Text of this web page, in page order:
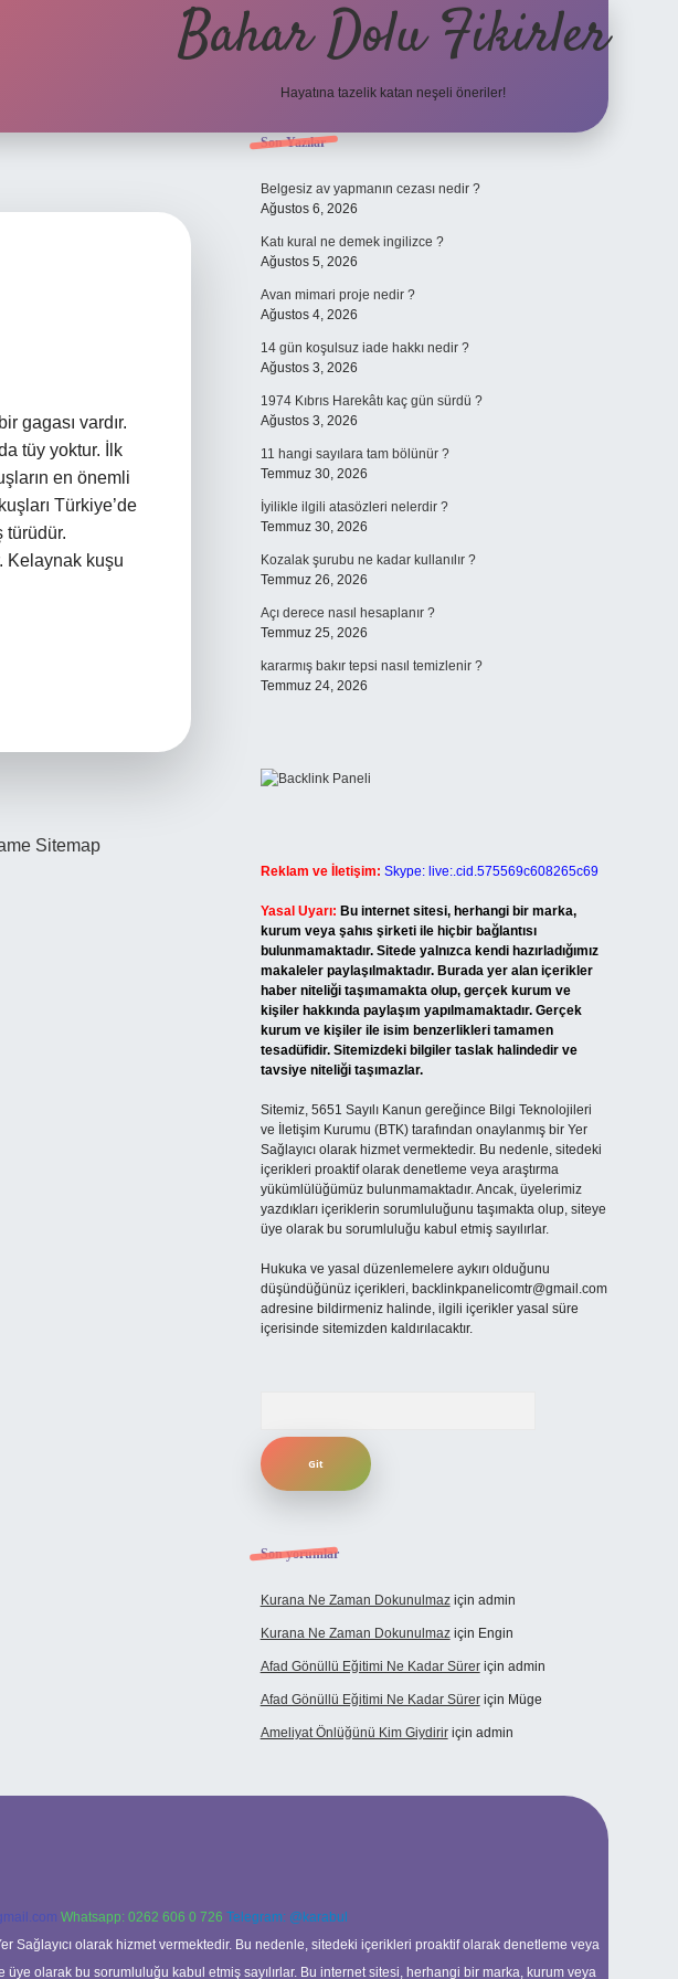
Bahar Dolu Fikirler
Hayatına tazelik katan neşeli öneriler!
gagası vardır.
tüy yoktur. İlk
en önemli
Türkiye’de
türüdür.
Kelaynak kuşu
Sitemap
Sidebar
Son Yazılar
Belgesiz av yapmanın cezası nedir ?
Ağustos 6, 2026
Katı kural ne demek ingilizce ?
Ağustos 5, 2026
Avan mimari proje nedir ?
Ağustos 4, 2026
14 gün koşulsuz iade hakkı nedir ?
Ağustos 3, 2026
1974 Kıbrıs Harekâtı kaç gün sürdü ?
Ağustos 3, 2026
11 hangi sayılara tam bölünür ?
Temmuz 30, 2026
İyilikle ilgili atasözleri nelerdir ?
Temmuz 30, 2026
Kozalak şurubu ne kadar kullanılır ?
Temmuz 26, 2026
Açı derece nasıl hesaplanır ?
Temmuz 25, 2026
kararmış bakır tepsi nasıl temizlenir ?
Temmuz 24, 2026
Reklam ve İletişim: Skype: live:.cid.575569c608265c69
Yasal Uyarı: Bu internet sitesi, herhangi bir marka,
kurum veya şahıs şirketi ile hiçbir bağlantısı
bulunmamaktadır. Sitede yalnızca kendi hazırladığımız
makaleler paylaşılmaktadır. Burada yer alan içerikler
haber niteliği taşımamakta olup, gerçek kurum ve
kişiler hakkında paylaşım yapılmamaktadır. Gerçek
kurum ve kişiler ile isim benzerlikleri tamamen
tesadüfidir. Sitemizdeki bilgiler taslak halindedir ve
tavsiye niteliği taşımazlar.
Sitemiz, 5651 Sayılı Kanun gereğince Bilgi Teknolojileri
ve İletişim Kurumu (BTK) tarafından onaylanmış bir Yer
Sağlayıcı olarak hizmet vermektedir. Bu nedenle, sitedeki
içerikleri proaktif olarak denetleme veya araştırma
yükümlülüğümüz bulunmamaktadır. Ancak, üyelerimiz
yazdıkları içeriklerin sorumluluğunu taşımakta olup, siteye
üye olarak bu sorumluluğu kabul etmiş sayılırlar.
Hukuka ve yasal düzenlemelere aykırı olduğunu
düşündüğünüz içerikleri, backlinkpanelicomtr@gmail.com
adresine bildirmeniz halinde, ilgili içerikler yasal süre
içerisinde sitemizden kaldırılacaktır.
Son yorumlar
Kurana Ne Zaman Dokunulmaziçin admin
Kurana Ne Zaman Dokunulmaziçin Engin
Afad Gönüllü Eğitimi Ne Kadar Süreriçin admin
Afad Gönüllü Eğitimi Ne Kadar Süreriçin Müge
Ameliyat Önlüğünü Kim Giydiririçin admin
Whatsapp: 0262 606 0 726 Telegram: @karabul
Sağlayıcı olarak hizmet vermektedir. Bu nedenle, sitedeki içerikleri proaktif olarak denetleme veya
olarak bu sorumluluğu kabul etmiş sayılırlar. Bu internet sitesi, herhangi bir marka, kurum veya